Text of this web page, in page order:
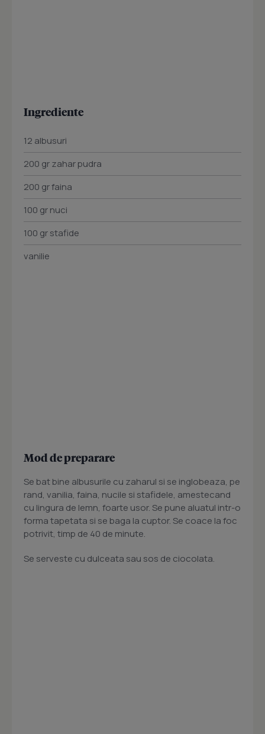
Ingrediente
12 albusuri
200 gr zahar pudra
200 gr faina
100 gr nuci
100 gr stafide
vanilie
Mod de preparare
Se bat bine albusurile cu zaharul si se inglobeaza, pe
rand, vanilia, faina, nucile si stafidele, amestecand
cu lingura de lemn, foarte usor. Se pune aluatul intr-o
forma tapetata si se baga la cuptor. Se coace la foc
potrivit, timp de 40 de minute.
Se serveste cu dulceata sau sos de ciocolata.